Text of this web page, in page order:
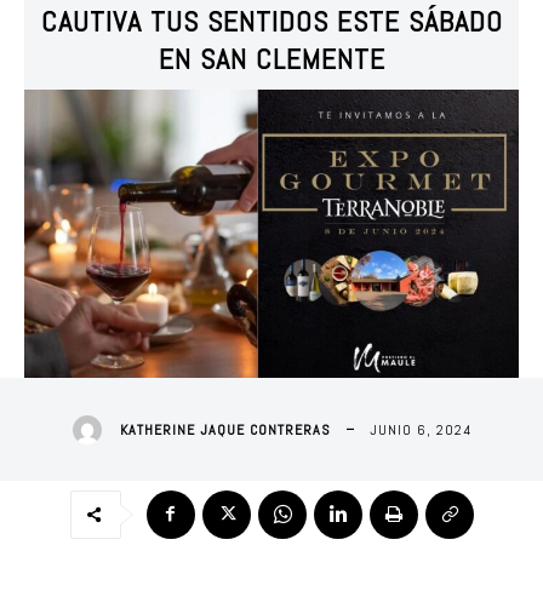
CAUTIVA TUS SENTIDOS ESTE SÁBADO
EN SAN CLEMENTE
KATHERINE JAQUE CONTRERAS JUNIO 6, 2024